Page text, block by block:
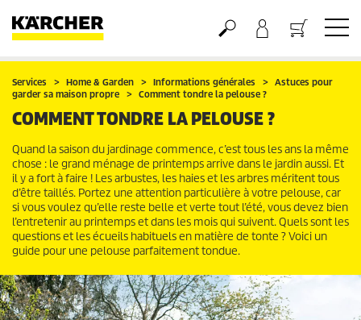
Panier
Services Home & Garden Informations générales
Astuces pour
garder sa maison propre
Comment tondre la pelouse ?
COMMENT TONDRE LA PELOUSE ?
Quand la saison du jardinage commence, c’est tous les ans la même
chose : le grand ménage de printemps arrive dans le jardin aussi. Et
il y a fort à faire ! Les arbustes, les haies et les arbres méritent tous
d’être taillés. Portez une attention particulière à votre pelouse, car
si vous voulez qu’elle reste belle et verte tout l’été, vous devez bien
l’entretenir au printemps et dans les mois qui suivent. Quels sont les
questions et les écueils habituels en matière de tonte ? Voici un
guide pour une pelouse parfaitement tondue.